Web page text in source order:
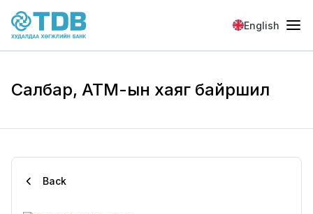
Skip to main content
English
Салбар, АТМ-ын хаяг байршил
Back